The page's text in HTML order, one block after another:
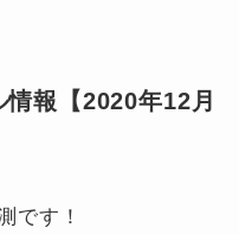
報【2020年12月
です！